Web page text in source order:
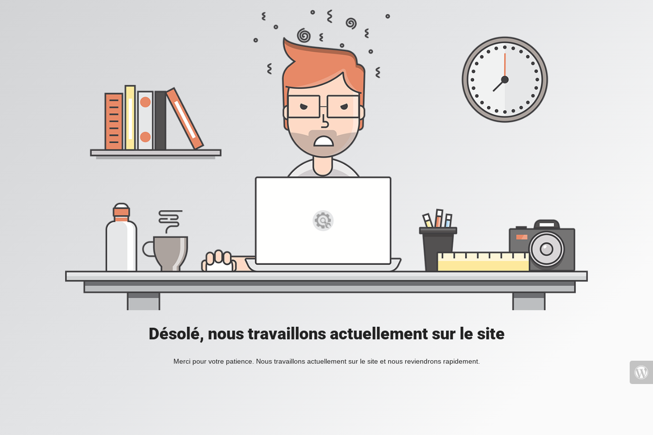
Désolé, nous travaillons actuellement sur le site
Merci pour votre patience. Nous travaillons actuellement sur le site et nous reviendrons rapidement.